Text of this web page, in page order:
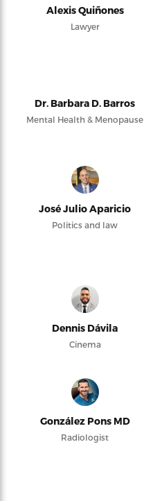
Alexis Quiñones
Lawyer
Dr. Barbara D. Barros
Mental Health & Menopause
José Julio Aparicio
Politics and law
Dennis Dávila
Cinema
González Pons MD
Radiologist